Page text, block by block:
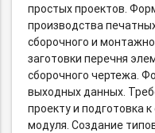
простых проектов.
производства
сборочного и
заготовки перечня
сборочного чертежа.
выходных данных.
проекту и подготовка
модуля. Создание